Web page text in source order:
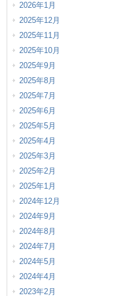
2026年1月
2025年12月
2025年11月
2025年10月
2025年9月
2025年8月
2025年7月
2025年6月
2025年5月
2025年4月
2025年3月
2025年2月
2025年1月
2024年12月
2024年9月
2024年8月
2024年7月
2024年5月
2024年4月
2023年2月